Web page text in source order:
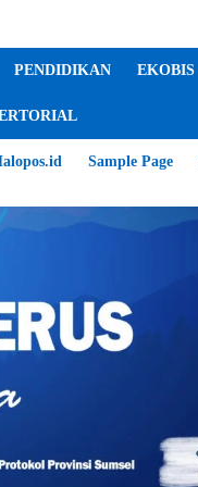
PENDIDIKAN EKOBIS
Sample Page